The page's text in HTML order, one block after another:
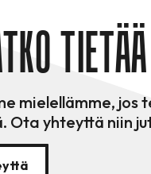
mielellämme, jos
Ota yhteyttä niin